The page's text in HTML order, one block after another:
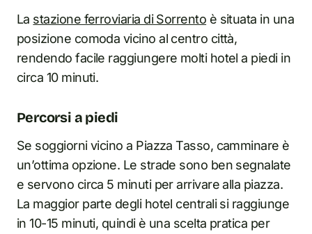
La stazione ferroviaria di Sorrento è situata in una
posizione comoda vicino al centro città,
rendendo facile raggiungere molti hotel a piedi in
circa 10 minuti.
Percorsi a piedi
Se soggiorni vicino a Piazza Tasso, camminare è
un’ottima opzione. Le strade sono ben segnalate
e servono circa 5 minuti per arrivare alla piazza.
La maggior parte degli hotel centrali si raggiunge
in 10-15 minuti, quindi è una scelta pratica per